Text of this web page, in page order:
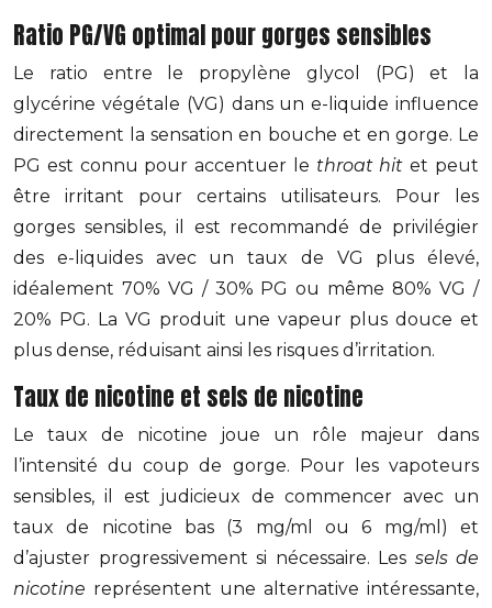
Ratio PG/VG optimal pour gorges sensibles
Le ratio entre le propylène glycol (PG) et la
glycérine végétale (VG) dans un e-liquide influence
directement la sensation en bouche et en gorge. Le
PG est connu pour accentuer le throat hit et peut
être irritant pour certains utilisateurs. Pour les
gorges sensibles, il est recommandé de privilégier
des e-liquides avec un taux de VG plus élevé,
idéalement 70% VG / 30% PG ou même 80% VG /
20% PG. La VG produit une vapeur plus douce et
plus dense, réduisant ainsi les risques d’irritation.
Taux de nicotine et sels de nicotine
Le taux de nicotine joue un rôle majeur dans
l’intensité du coup de gorge. Pour les vapoteurs
sensibles, il est judicieux de commencer avec un
taux de nicotine bas (3 mg/ml ou 6 mg/ml) et
d’ajuster progressivement si nécessaire. Les sels de
nicotine représentent une alternative intéressante,